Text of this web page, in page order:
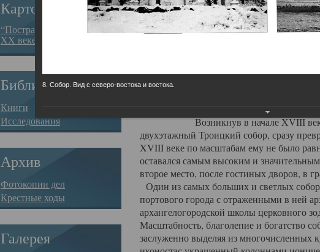
Картотека
“Пострадавшие за веру в
XX веке на Севере”
Библиотека
Книги
Исследования
Архив
Фотокопии дел
Крестные ходы
Галерея
Свято-Троицкий собор Архангельска
23.12.2015
Сегодня мы можем говорить, что
пострадал от целенаправленных
выдающихся памятников архитектуры.
вызванная борьбой с религией,
разрушение православного центра
Возникнув в начале XVIII века в
двухэтажный Троицкий собор, сразу
XVIII веке по масштабам ему не было
оставался самым высоким и
второе место, после гостиных дворов, в
Один из самых больших и светлых
портового города с отраженными в ней
архангелогородской школы церковного
Масштабность, благолепие и богатство
заслуженно выделяя из многочисленных
8. Собор. Вид с северо-востока и востока.